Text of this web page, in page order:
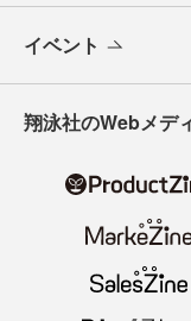
イベント
翔泳社のWebメデ